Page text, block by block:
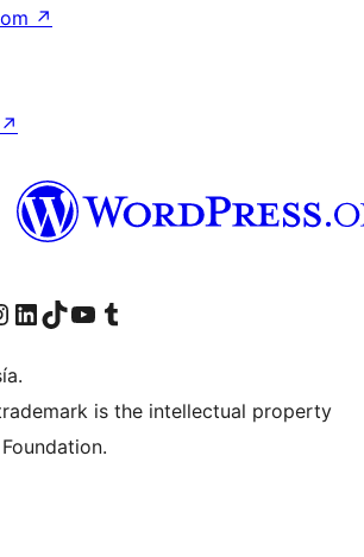
↗
↗
Threads
página de Facebook
nuestra cuenta de Instagram
Visita nuestra cuenta de LinkedIn
Visita nuestra cuenta de TikTok
Visita nuestro canal de YouTube
Visita nuestra cuenta de Tumblr
is the intellectual property